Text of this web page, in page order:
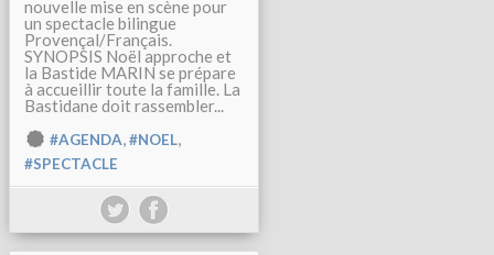
nouvelle mise en scène pour
un spectacle bilingue
Provençal/Français.
SYNOPSIS Noël approche et
la Bastide MARIN se prépare
à accueillir toute la famille. La
Bastidane doit rassembler...
#AGENDA,#NOEL,
#SPECTACLE